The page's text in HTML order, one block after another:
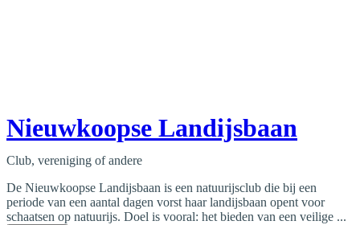
Nieuwkoopse Landijsbaan
Club, vereniging of andere
De Nieuwkoopse Landijsbaan is een natuurijsclub die bij een
periode van een aantal dagen vorst haar landijsbaan opent voor
schaatsen op natuurijs. Doel is vooral: het bieden van een veilige ...